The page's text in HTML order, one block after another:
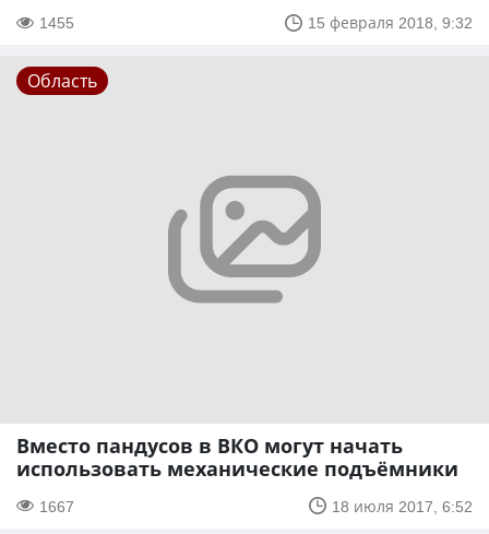
1455 15 февраля 2018, 9:32
Область
Вместо пандусов в ВКО могут начать
использовать механические подъёмники
1667 18 июля 2017, 6:52